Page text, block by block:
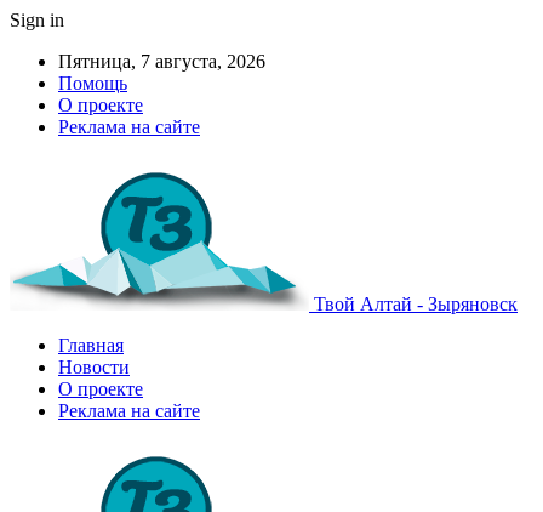
Sign in
Пятница, 7 августа, 2026
Помощь
О проекте
Реклама на сайте
Твой Алтай - Зыряновск
Главная
Новости
О проекте
Реклама на сайте